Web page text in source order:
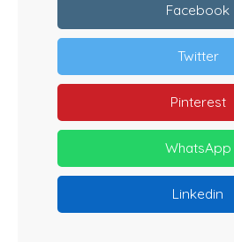
Facebook
Twitter
Pinterest
WhatsApp
Linkedin